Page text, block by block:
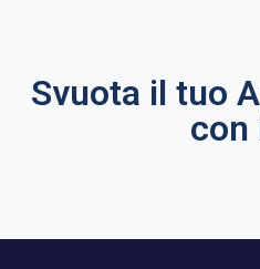
Svuota il tuo
con